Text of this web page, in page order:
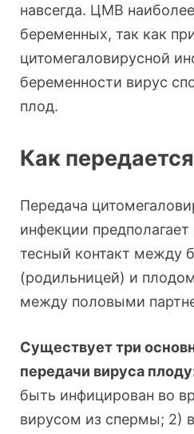
навсегда. ЦМВ
беременных, так как
цитомегаловирусной
беременности вирус
плод.
Как передается
Передача
инфекции
тесный контакт между
(родильницей) и
между половыми
Существует три
передачи вируса
быть инфицирован во
вирусом из спермы; 2)